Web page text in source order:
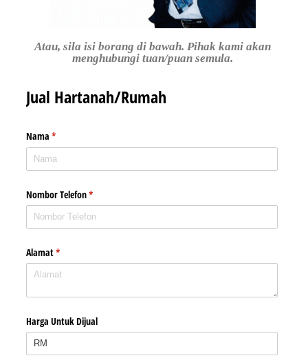
Atau, sila isi borang di bawah. Pihak kami akan
menghubungi tuan/puan semula.